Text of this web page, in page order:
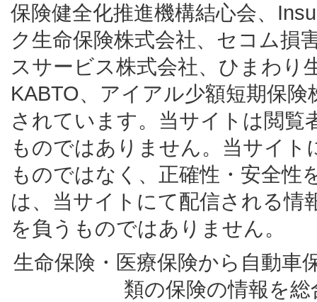
保険健全化推進機構結心会、
ク生命保険株式会社、セコム損
スサービス株式会社、ひまわり
KABTO、アイアル少額短期保
されています。当サイトは閲覧
ものではありません。当サイ
ものではなく、正確性・安全性
は、当サイトにて配信される情
を負うものではありません。
生命保険・医療保険から自動車
類の保険の情報を